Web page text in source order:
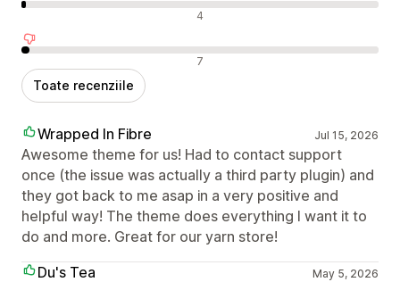
Recenzii neutre 4
Recenzii negative 7
Toate recenziile
Wrapped In Fibre Jul 15, 2026
Awesome theme for us! Had to contact support
once (the issue was actually a third party plugin) and
they got back to me asap in a very positive and
helpful way! The theme does everything I want it to
do and more. Great for our yarn store!
Du's Tea
May 5, 2026